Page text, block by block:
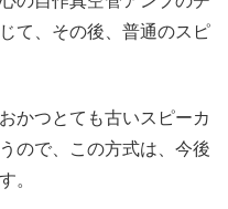
て、その後、普通のスピ
かつとても古いスピーカ
ので、この方式は、今後
。